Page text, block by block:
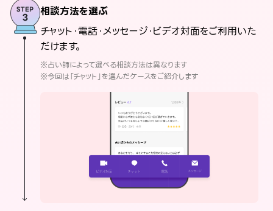
相談方法を選ぶ
チャット・電話・メッセージ・ビデオ対面をご利用いた
だけます。
※占い師によって選べる相談方法は異なります
※今回は「チャット」を選んだケースをご紹介します